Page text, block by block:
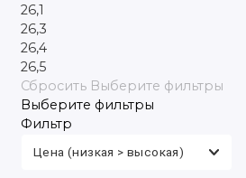
26,1
26,3
26,4
26,5
Сбросить Выберите фильтры
Выберите фильтры
Фильтр